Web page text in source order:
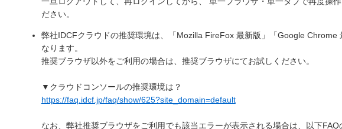
ださい。
弊社IDCFクラウドの推奨環境は、「Mozilla FireFox 最新版」「Google Chrome
なります。
推奨ブラウザ以外をご利用の場合は、推奨ブラウザにてお試しください。
▼クラウドコンソールの推奨環境は？
https://faq.idcf.jp/faq/show/625?site_domain=default
なお、弊社推奨ブラウザをご利用でも該当エラーが表示される場合は、以下FAQ